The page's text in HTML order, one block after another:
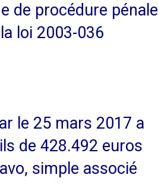
de procédure pénale
loi 2003-036
le 25 mars 2017 a
de 428.492 euros
simple associé